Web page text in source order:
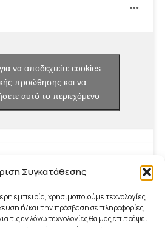
Συγκατάθεσης
εμπειρία, χρησιμοποιούμε τεχνολογίες
ή/και την πρόσβαση σε πληροφορίες
τις εν λόγω τεχνολογίες θα μας επιτρέψει
να αποδεχτείτε cookies
προώθησης και να
αυτό το περιεχόμενο